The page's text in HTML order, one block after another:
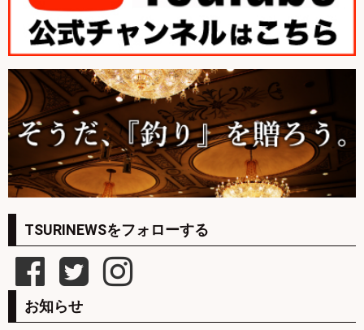
TSURINEWSをフォローする
お知らせ